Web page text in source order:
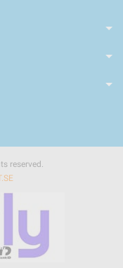
reserved.